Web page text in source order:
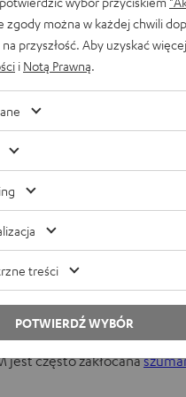
że stacje wkrótce
wcześniej – stało
najpóźniej do końca 2026
przełączone do
lepsza?
jest często zakłócana
zgody można w każdej chwili
przyszłość. Aby uzyskać
i Notą Prawną.
treści
POTWIERDŹ WYBÓR